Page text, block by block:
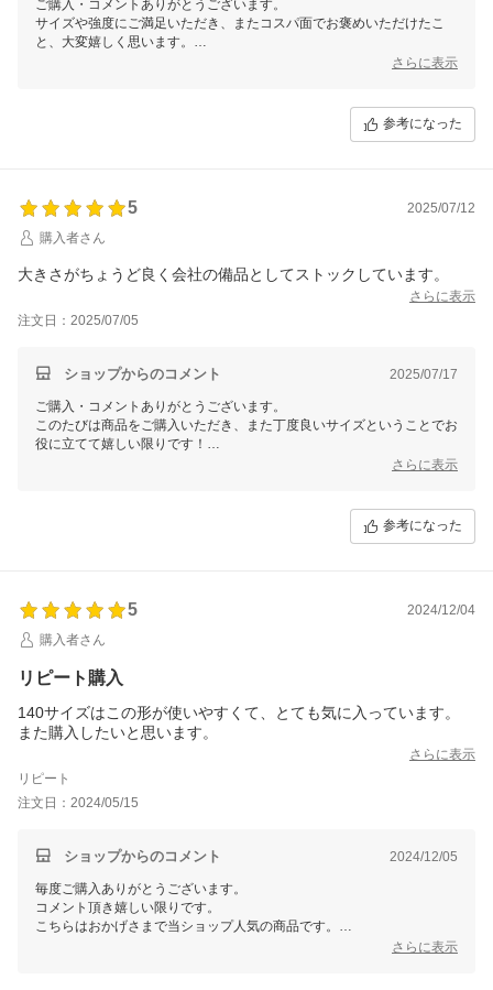
ご購入・コメントありがとうございます。
サイズや強度にご満足いただき、またコスパ面でお褒めいただけたこ
と、大変嬉しく思います。
これからも品質と価格にこだわり、多くのお客様に喜んでいただける商
レビューを書いてくださいましたので次回から使える３００円オフクー
今ならLINE友達登録限定「すぐに使える３００円オフクーポン」を配
布中です。
是非是非よろしくお願いします。またのご利用をお待ちしております。
さらに表示
参考になった
5
2025/07/12
購入者さん
大きさがちょうど良く会社の備品としてストックしています。
さらに表示
注文日：2025/07/05
ショップからのコメント 2025/07/17
ご購入・コメントありがとうございます。
このたびは商品をご購入いただき、また丁度良いサイズということでお
役に立てて嬉しい限りです！
また、当ショップのLINE公式アカウントでもお得な情報を発信中で
詳しくは当店トップページからご覧ください！
是非是非よろしくお願いします。またのご利用をお待ちしております。
さらに表示
参考になった
5
2024/12/04
購入者さん
リピート購入
140サイズはこの形が使いやすくて、とても気に入っています。
また購入したいと思います。
さらに表示
リピート
注文日：2024/05/15
ショップからのコメント 2024/12/05
毎度ご購入ありがとうございます。
コメント頂き嬉しい限りです。
こちらはおかげさまで当ショップ人気の商品です。
さらに表示